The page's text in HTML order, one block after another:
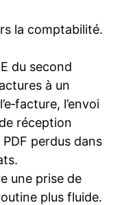
la comptabilité.
du second
à un
l’envoi
réception
perdus dans
une prise de
plus fluide.